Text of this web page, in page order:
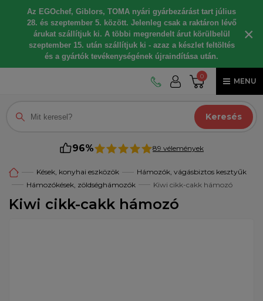
Az EGOchef, Giblors, TOMA nyári gyárbezárást tart július
28. és szeptember 5. között. Jelenleg csak a raktáron lévő
árukat szállítjuk ki. A többi megrendelt árut körülbelül
szeptember 15. után szállítjuk ki - azaz a készlet feltöltés
és a gyártók tevékenységének újraindítása után.
×
0
MENU
Keresés
96% 89 vélemények
Kések, konyhai eszközök
Hámozók, vágásbiztos kesztyűk
Hámozókések, zöldséghámozók
Kiwi cikk-cakk hámozó
Kiwi cikk-cakk hámozó